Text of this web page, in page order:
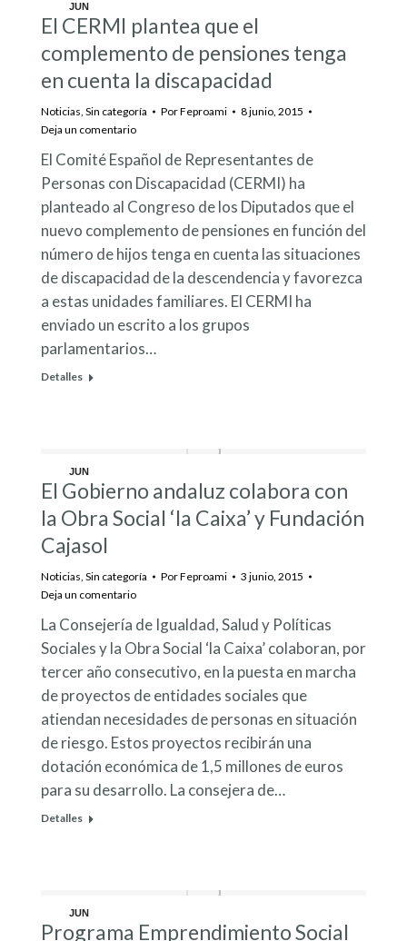
JUN
8
El CERMI plantea que el
complemento de pensiones tenga
en cuenta la discapacidad
Noticias Sin categoría PorFeproami
8 junio, 2015
Deja un comentario
El Comité Español de Representantes de
Personas con Discapacidad (CERMI) ha
planteado al Congreso de los Diputados que el
nuevo complemento de pensiones en función del
número de hijos tenga en cuenta las situaciones
de discapacidad de la descendencia y favorezca
a estas unidades familiares. El CERMI ha
enviado un escrito a los grupos
parlamentarios…
Detalles
JUN
3
El Gobierno andaluz colabora con
la Obra Social ‘la Caixa’ y Fundación
Cajasol
Noticias Sin categoría PorFeproami
3 junio, 2015
Deja un comentario
La Consejería de Igualdad, Salud y Políticas
Sociales y la Obra Social ‘la Caixa’ colaboran, por
tercer año consecutivo, en la puesta en marcha
de proyectos de entidades sociales que
atiendan necesidades de personas en situación
de riesgo. Estos proyectos recibirán una
dotación económica de 1,5 millones de euros
para su desarrollo. La consejera de…
Detalles
JUN
Programa Emprendimiento Social